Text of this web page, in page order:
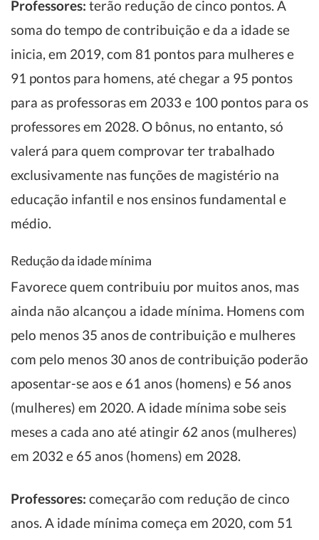
Professores: terão redução de cinco pontos. A
soma do tempo de contribuição e da a idade se
inicia, em 2019, com 81 pontos para mulheres e
91 pontos para homens, até chegar a 95 pontos
para as professoras em 2033 e 100 pontos para os
professores em 2028. O bônus, no entanto, só
valerá para quem comprovar ter trabalhado
exclusivamente nas funções de magistério na
educação infantil e nos ensinos fundamental e
médio.
Redução da idade mínima
Favorece quem contribuiu por muitos anos, mas
ainda não alcançou a idade mínima. Homens com
pelo menos 35 anos de contribuição e mulheres
com pelo menos 30 anos de contribuição poderão
aposentar-se aos e 61 anos (homens) e 56 anos
(mulheres) em 2020. A idade mínima sobe seis
meses a cada ano até atingir 62 anos (mulheres)
em 2032 e 65 anos (homens) em 2028.
Professores: começarão com redução de cinco
anos. A idade mínima começa em 2020, com 51